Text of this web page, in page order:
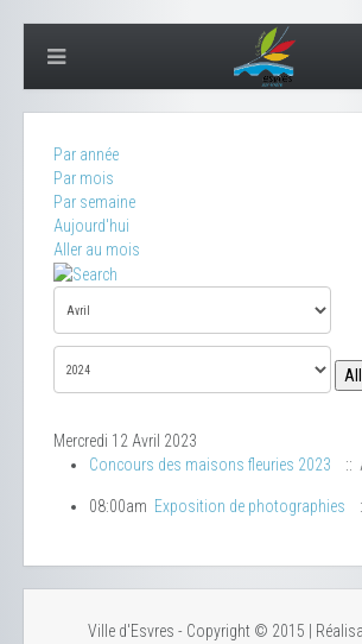
Par année
Par mois
Par semaine
Aujourd'hui
Aller au mois
Mercredi 12 Avril 2023
Concours des maisons fleuries 2023
::
08:00am Exposition de photographies
Ville d'Esvres - Copyright © 2015 |